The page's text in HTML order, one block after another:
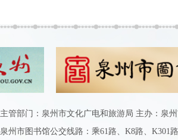
主管部门：泉州市文化广电和旅游局 主办：泉
泉州市图书馆公交线路：乘61路、K8路、K301